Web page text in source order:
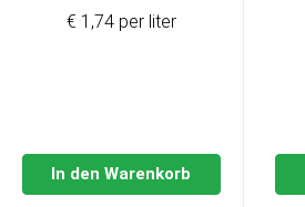
In den Warenkorb
€ 1,74 per liter